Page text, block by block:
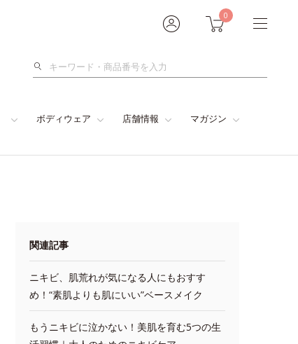
0
検
ボディウェア 店舗情報 マガジン
関連記事
ニキビ、肌荒れが気になる人にもおすす
め！“素肌よりも肌にいい”ベースメイク
もうニキビに泣かない！美肌を育む5つの生